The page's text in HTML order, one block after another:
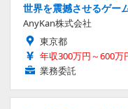
世界を震撼させるゲー
AnyKan株式会社
東京都
年収300万円～600万
業務委託